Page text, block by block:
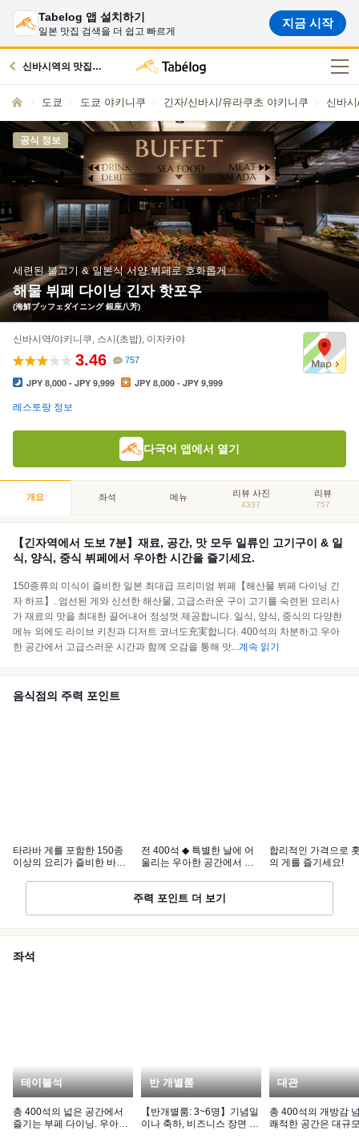
Tabelog 앱 설치하기
일본 맛집 검색을 더 쉽고 빠르게
지금 시작
신바시역의 맛집으로
도쿄 도쿄 야키니쿠 긴자/신바시/유라쿠초 야키니쿠 신바
공식 정보
세련된 불고기 & 일본식 서양 뷔페로 호화롭게
해물 뷔페 다이닝 긴자 핫포우
(海鮮ブッフェダイニング 銀座八芳)
신바시역/야키니쿠, 스시(초밥), 이자카야
3.46 757
JPY 8,000 - JPY 9,999 JPY 8,000 - JPY 9,999
레스토랑 정보
다국어 앱에서 열기
개요 좌석 메뉴 리뷰 사진
4337
리뷰
757
【긴자역에서 도보 7분】재료, 공간, 맛 모두 일류인 고기구이 & 일
식, 양식, 중식 뷔페에서 우아한 시간을 즐기세요.
150종류의 미식이 즐비한 일본 최대급 프리미엄 뷔페【해산물 뷔페 다이닝 긴
자 하프】. 엄선된 게와 신선한 해산물, 고급스러운 구이 고기를 숙련된 요리사
가 재료의 맛을 최대한 끌어내어 정성껏 제공합니다. 일식, 양식, 중식의 다양한
메뉴 외에도 라이브 키친과 디저트 코너도充実합니다. 400석의 차분하고 우아
한 공간에서 고급스러운 시간과 함께 오감을 통해 맛...계속 읽기
음식점의 주력 포인트
타라바 게를 포함한 150종
이상의 요리가 즐비한 바베
전 400석 ◆ 특별한 날에 어
울리는 우아한 공간에서 마
합리적인 가격으로
의 게를 즐기세요!
주력 포인트 더 보기
좌석
테이블석
총 400석의 넓은 공간에서
즐기는 부페 다이닝. 우아한
반 개별룸
【반개별룸: 3~6명】기념일
이나 축하, 비즈니스 장면 등
대관
총 400석의 개방감
쾌적한 공간은 대규